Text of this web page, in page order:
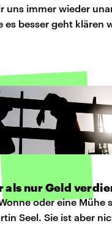
uns immer wieder
es besser geht klären
als nur Geld
oder eine Mühe
Seel. Sie ist aber